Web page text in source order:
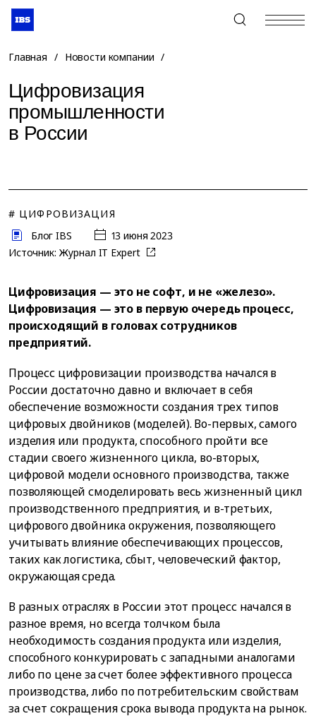
+7 (495) 967-80-80
Главная / Новости компании /
Цифровизация
промышленности
в России
# ЦИФРОВИЗАЦИЯ
Блог IBS
13 июня 2023
Источник: Журнал IT Expert
Цифровизация — это не софт, и не «железо».
Цифровизация — это в первую очередь процесс,
происходящий в головах сотрудников
предприятий.
Процесс цифровизации производства начался в
России достаточно давно и включает в себя
обеспечение возможности создания трех типов
цифровых двойников (моделей). Во-первых, самого
изделия или продукта, способного пройти все
стадии своего жизненного цикла, во-вторых,
цифровой модели основного производства, также
позволяющей смоделировать весь жизненный цикл
производственного предприятия, и в-третьих,
цифрового двойника окружения, позволяющего
учитывать влияние обеспечивающих процессов,
таких как логистика, сбыт, человеческий фактор,
окружающая среда.
В разных отраслях в России этот процесс начался в
разное время, но всегда толчком была
необходимость создания продукта или изделия,
способного конкурировать с западными аналогами
либо по цене за счет более эффективного процесса
производства, либо по потребительским свойствам
за счет сокращения срока вывода продукта на рынок.